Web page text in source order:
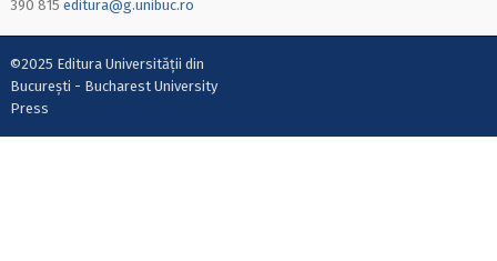
390 815 editura@g.unibuc.ro
©2025 Editura Universității din
București - Bucharest University
Press